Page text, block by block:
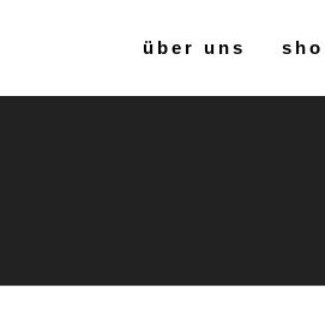
über uns